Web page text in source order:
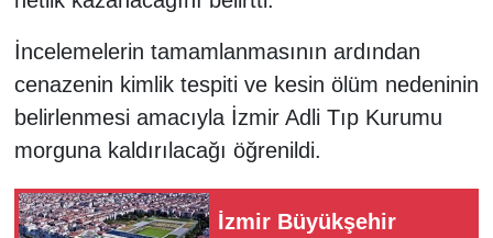
İncelemelerin tamamlanmasının ardından
cenazenin kimlik tespiti ve kesin ölüm nedeninin
belirlenmesi amacıyla İzmir Adli Tıp Kurumu
morguna kaldırılacağı öğrenildi.
İzmir Büyükşehir